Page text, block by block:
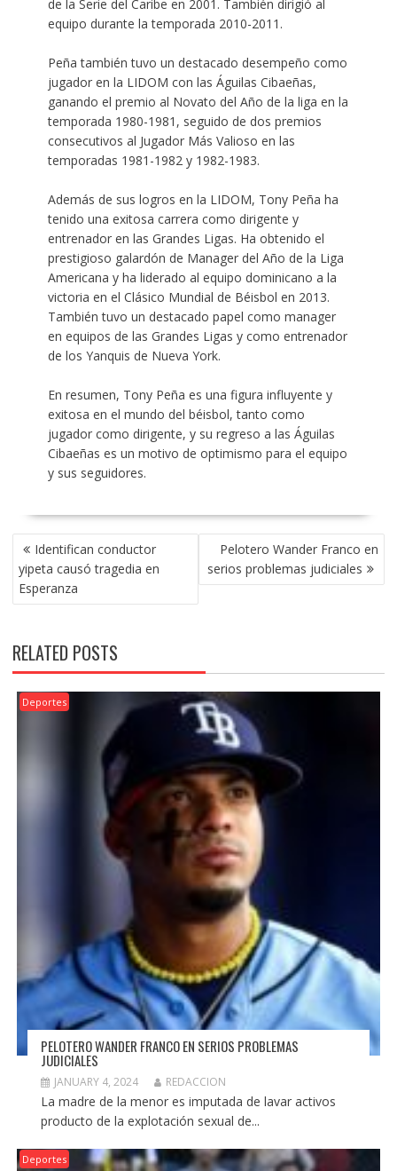
de la Serie del Caribe en 2001. También dirigió al
equipo durante la temporada 2010-2011.
Peña también tuvo un destacado desempeño como
jugador en la LIDOM con las Águilas Cibaeñas,
ganando el premio al Novato del Año de la liga en la
temporada 1980-1981, seguido de dos premios
consecutivos al Jugador Más Valioso en las
temporadas 1981-1982 y 1982-1983.
Además de sus logros en la LIDOM, Tony Peña ha
tenido una exitosa carrera como dirigente y
entrenador en las Grandes Ligas. Ha obtenido el
prestigioso galardón de Manager del Año de la Liga
Americana y ha liderado al equipo dominicano a la
victoria en el Clásico Mundial de Béisbol en 2013.
También tuvo un destacado papel como manager
en equipos de las Grandes Ligas y como entrenador
de los Yanquis de Nueva York.
En resumen, Tony Peña es una figura influyente y
exitosa en el mundo del béisbol, tanto como
jugador como dirigente, y su regreso a las Águilas
Cibaeñas es un motivo de optimismo para el equipo
y sus seguidores.
POST
NAVIGATION
Identifican conductor
yipeta causó tragedia en
Esperanza
Pelotero Wander Franco en
serios problemas judiciales
RELATED POSTS
Deportes
PELOTERO WANDER FRANCO EN SERIOS PROBLEMAS
JUDICIALES
JANUARY 4, 2024 REDACCION
La madre de la menor es imputada de lavar activos
producto de la explotación sexual de...
Deportes